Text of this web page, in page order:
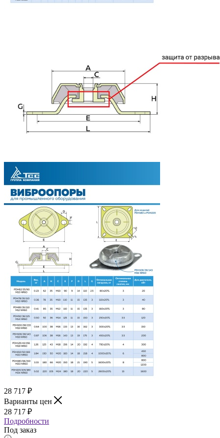
28 717 ₽
Варианты цен
28 717 ₽
Подробности
Под заказ